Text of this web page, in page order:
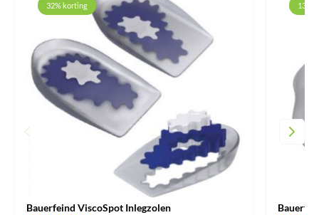
32% korting
Bauerfeind ViscoSpot Inlegzolen
13%